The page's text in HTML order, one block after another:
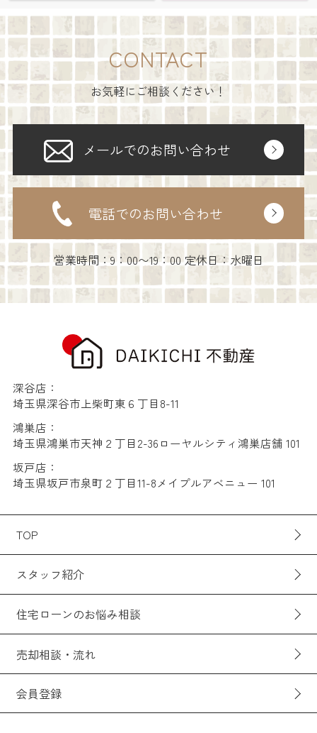
CONTACT
お気軽にご相談ください！
メールでのお問い合わせ
電話でのお問い合わせ
営業時間：9：00〜19：00 定休日：水曜日
深谷店：
埼玉県深谷市上柴町東６丁目8-11
鴻巣店：
埼玉県鴻巣市天神２丁目2-36ローヤルシティ鴻巣店舗 101
坂戸店：
埼玉県坂戸市泉町２丁目11-8メイプルアベニュー 101
TOP
スタッフ紹介
住宅ローンのお悩み相談
売却相談・流れ
会員登録